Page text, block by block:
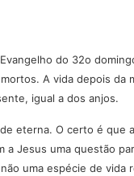
do 32o
A vida depois da
igual a dos anjos.
eterna. O certo é
a Jesus uma questão
uma espécie de